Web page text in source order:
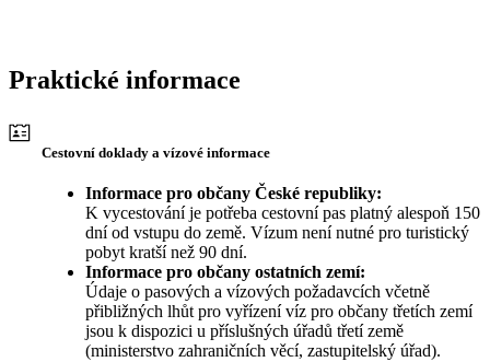
Praktické informace
Cestovní doklady a vízové informace
Informace pro občany České republiky:
K vycestování je potřeba cestovní pas platný alespoň 150
dní od vstupu do země. Vízum není nutné pro turistický
pobyt kratší než 90 dní.
Informace pro občany ostatních zemí:
Údaje o pasových a vízových požadavcích včetně
přibližných lhůt pro vyřízení víz pro občany třetích zemí
jsou k dispozici u příslušných úřadů třetí země
(ministerstvo zahraničních věcí, zastupitelský úřad).